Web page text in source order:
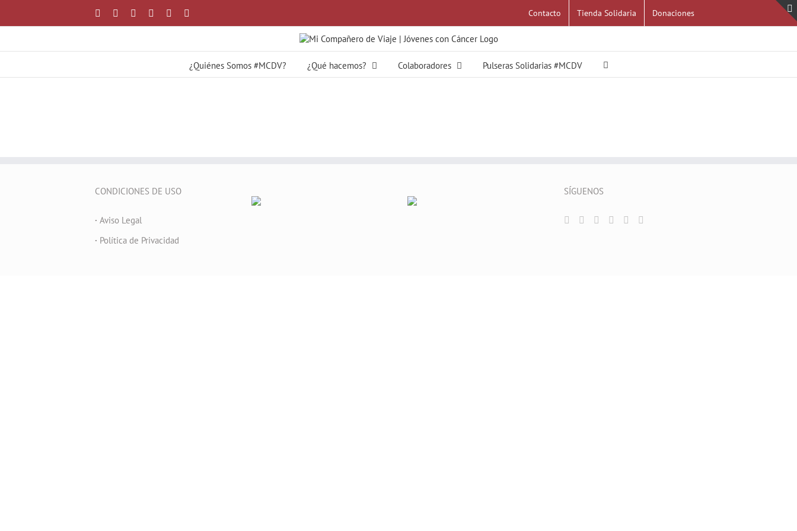
contenido
Facebook YouTubeInstagram
Correo
Contacto Tienda Solidaria Donaciones
¿Quiénes Somos #MCDV? ¿Qué hacemos? Colaboradores Pulseras Solidarias #MCDV
CONDICIONES DE USO
· Aviso Legal
· Política de Privacidad
SÍGUENOS